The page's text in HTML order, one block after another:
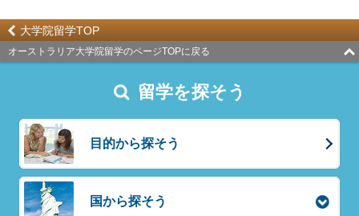
大学院留学TOP
オーストラリア大学院留学のページTOPに戻る
留学を探そう
目的から探そう
国から探そう